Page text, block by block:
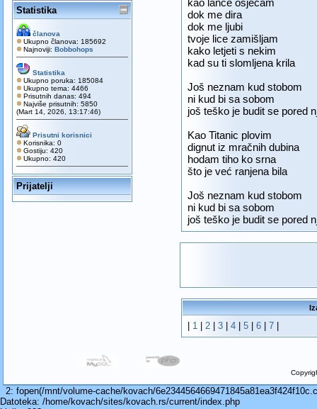
Statistika
članova
Ukupno članova: 185692
Najnoviji: Bobbohops
Statistika
Ukupno poruka: 185084
Ukupno tema: 4466
Prisutnih danas: 494
Najviše prisutnih: 5850
(Mart 14, 2026, 13:17:46)
Prisutni korisnici
Korisnika: 0
Gostiju: 420
Ukupno: 420
Prijatelji
kao lance osjećam
dok me dira
dok me ljubi
tvoje lice zamišljam
kako letjeti s nekim
kad su ti slomljena krila
Još neznam kud stobom
ni kud bi sa sobom
još teško je budit se pored
Kao Titanic plovim
dignut iz mračnih dubina
hodam tiho ko srna
što je već ranjena bila
Još neznam kud stobom
ni kud bi sa sobom
još teško je budit se pored
1| 2| 3| 4| 5| 6| 7|
2: fopen(/mnt/volume-cache/kovach/
Datoteka: /home/kovach/sites/kovach.rs/current/index.php